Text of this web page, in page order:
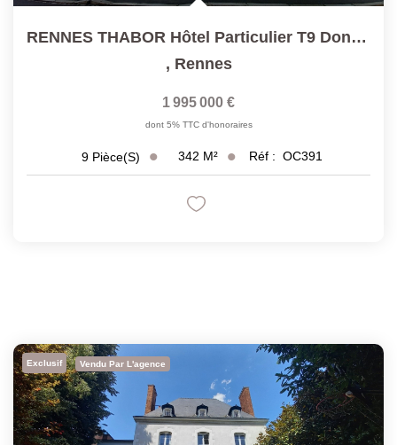
RENNES THABOR Hôtel Particulier T9 Donnant Sur Jardin Sud
, Rennes
1 995 000 €
dont 5% TTC d'honoraires
9 Pièce(s) 342 M² Réf : OC391
Exclusif Vendu Par L'agence